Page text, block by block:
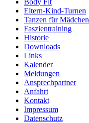
Body Fit
Eltern-Kind-Turnen
Tanzen für Mädchen
Faszientraining
Historie
Downloads
Links
Kalender
Meldungen
Ansprechpartner
Anfahrt
Kontakt
Impressum
Datenschutz